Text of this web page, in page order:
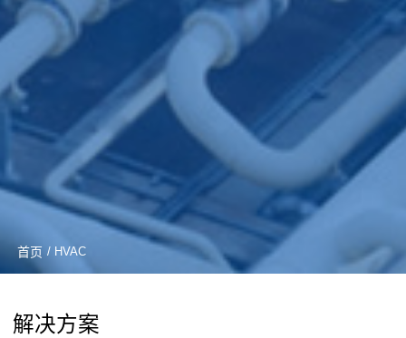
首页 / HVAC
解决方案